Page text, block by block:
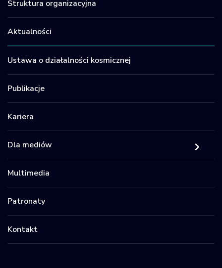
Struktura organizacyjna
Aktualności
Ustawa o działalności kosmicznej
Publikacje
Kariera
Dla mediów
Multimedia
Patronaty
Kontakt